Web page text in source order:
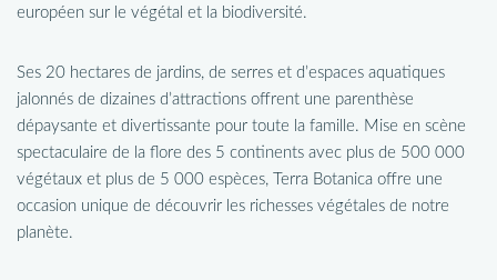
européen sur le végétal et la biodiversité.
Ses 20 hectares de jardins, de serres et d’espaces aquatiques
jalonnés de dizaines d’attractions offrent une parenthèse
dépaysante et divertissante pour toute la famille. Mise en scène
spectaculaire de la flore des 5 continents avec plus de 500 000
végétaux et plus de 5 000 espèces, Terra Botanica offre une
occasion unique de découvrir les richesses végétales de notre
planète.